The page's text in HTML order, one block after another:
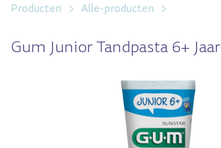
Producten Alle-producten
Gum Junior Tandpasta 6+ Jaar